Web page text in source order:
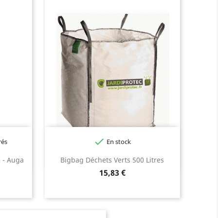
- Auga
Bigbag Déchets Verts 500 Litres
Prix
15,83 €
 En stock